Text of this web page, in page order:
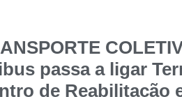
passa a ligar
de Reabilitação